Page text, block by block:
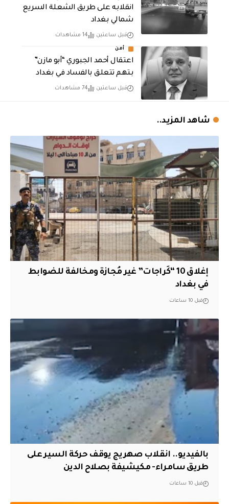
انقلابه على طريق الشعلة السريع
شمالي بغداد
قبل ساعتين 14 مشاهدات
أمن
اعتقال أحمد الجبوري “أبو مازن”
بتهم تتعلق بالفساد في بغداد
قبل ساعتين 74 مشاهدات
شاهد المزيد..
إغلاق 10 “كَراجات” غير مُجازة ومخالفة للضوابط
في بغداد
قبل 10 ساعات
بالفيديو.. انقلاب صهريج يوقف حركة السير على
طريق سامراء- مكيشيفة بصلاح الدين
قبل 10 ساعات